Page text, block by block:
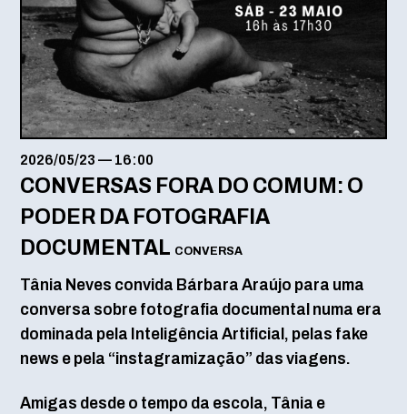
2026/05/23 — 16:00
CONVERSAS FORA DO COMUM: O
PODER DA FOTOGRAFIA
DOCUMENTAL CONVERSA
Tânia Neves convida Bárbara Araújo para uma
conversa sobre fotografia documental numa era
dominada pela Inteligência Artificial, pelas fake
news e pela “instagramização” das viagens.
Amigas desde o tempo da escola, Tânia e